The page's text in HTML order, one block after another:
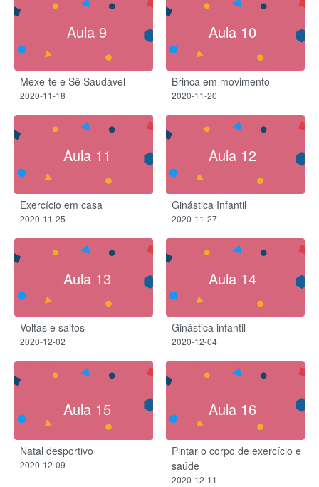
Aula 9
Mexe-te e Sê Saudável
2020-11-18
Aula 10
Brinca em movimento
2020-11-20
Aula 11
Exercício em casa
2020-11-25
Aula 12
Ginástica Infantil
2020-11-27
Aula 13
Voltas e saltos
2020-12-02
Aula 14
Ginástica infantil
2020-12-04
Aula 15
Natal desportivo
2020-12-09
Aula 16
Pintar o corpo de exercício e
saúde
2020-12-11